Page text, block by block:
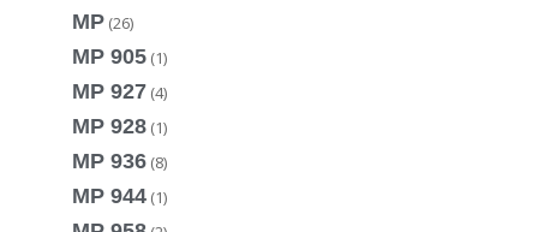
MP (26)
MP 905 (1)
MP 927 (4)
MP 928 (1)
MP 936 (8)
MP 944 (1)